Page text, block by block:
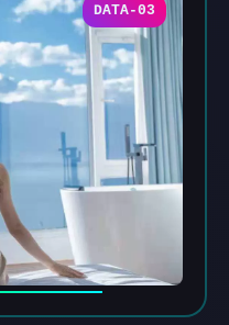
DATA-03